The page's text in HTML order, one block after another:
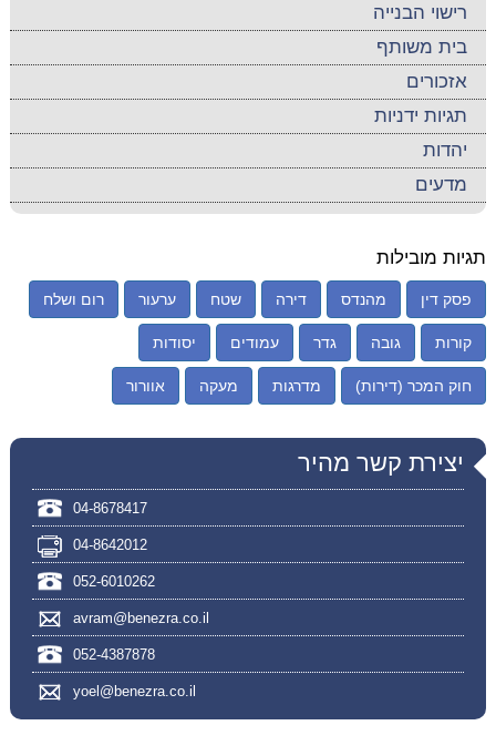
רישוי הבנייה
בית משותף
אזכורים
תגיות ידניות
יהדות
מדעים
תגיות מובילות
פסק דין מהנדס דירה שטח ערעור רום ושלח
קורות גובה גדר עמודים יסודות
חוק המכר (דירות) מדרגות מעקה אוורור
יצירת קשר מהיר
04-8678417
04-8642012
052-6010262
avram@benezra.co.il
052-4387878
yoel@benezra.co.il